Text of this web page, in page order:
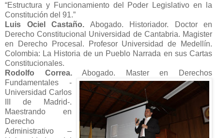
“Estructura y Funcionamiento del Poder Legislativo en la
Constitución del 91.”
Luis Ociel Castaño. Abogado. Historiador. Doctor en
Derecho Constitucional Universidad de Cantabria. Magister
en Derecho Procesal. Profesor Universidad de Medellín.
Colombia: La Historia de un Pueblo Narrada en sus Cartas
Constitucionales.
Rodolfo Correa.Abogado. Master en Derechos
Fundamentales -
Universidad Carlos
III de Madrid-.
Maestrando en
Derecho
Administrativo –